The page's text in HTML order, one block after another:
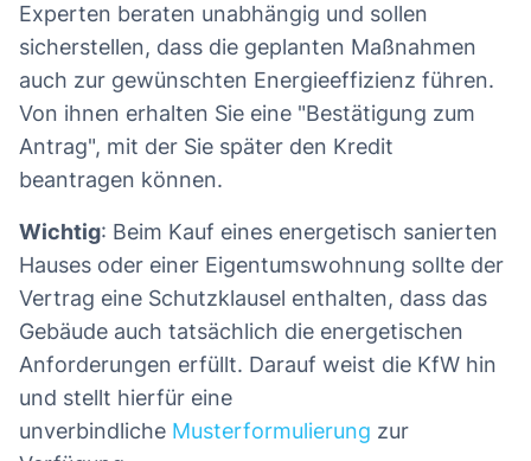
Experten beraten unabhängig und sollen
sicherstellen, dass die geplanten Maßnahmen
auch zur gewünschten Energieeffizienz führen.
Von ihnen erhalten Sie eine "Bestätigung zum
Antrag", mit der Sie später den Kredit
beantragen können.
Wichtig: Beim Kauf eines energetisch sanierten
Hauses oder einer Eigentumswohnung sollte der
Vertrag eine Schutzklausel enthalten, dass das
Gebäude auch tatsächlich die energetischen
Anforderungen erfüllt. Darauf weist die KfW hin
und stellt hierfür eine
unverbindliche Musterformulierung zur